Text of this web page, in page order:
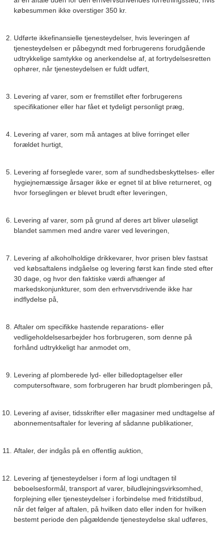
købesummen ikke overstiger 350 kr.
Udførte ikkefinansielle tjenesteydelser, hvis leveringen af
tjenesteydelsen er påbegyndt med forbrugerens forudgående
udtrykkelige samtykke og anerkendelse af, at fortrydelsesretten
ophører, når tjenesteydelsen er fuldt udført,
Levering af varer, som er fremstillet efter forbrugerens
specifikationer eller har fået et tydeligt personligt præg,
Levering af varer, som må antages at blive forringet eller
forældet hurtigt,
Levering af forseglede varer, som af sundhedsbeskyttelses- eller
hygiejnemæssige årsager ikke er egnet til at blive returneret, og
hvor forseglingen er blevet brudt efter leveringen,
Levering af varer, som på grund af deres art bliver uløseligt
blandet sammen med andre varer ved leveringen,
Levering af alkoholholdige drikkevarer, hvor prisen blev fastsat
ved købsaftalens indgåelse og levering først kan finde sted efter
30 dage, og hvor den faktiske værdi afhænger af
markedskonjunkturer, som den erhvervsdrivende ikke har
indflydelse på,
Aftaler om specifikke hastende reparations- eller
vedligeholdelsesarbejder hos forbrugeren, som denne på
forhånd udtrykkeligt har anmodet om,
Levering af plomberede lyd- eller billedoptagelser eller
computersoftware, som forbrugeren har brudt plomberingen på,
Levering af aviser, tidsskrifter eller magasiner med undtagelse af
abonnementsaftaler for levering af sådanne publikationer,
Aftaler, der indgås på en offentlig auktion,
Levering af tjenesteydelser i form af logi undtagen til
beboelsesformål, transport af varer, biludlejningsvirksomhed,
forplejning eller tjenesteydelser i forbindelse med fritidstilbud,
når det følger af aftalen, på hvilken dato eller inden for hvilken
bestemt periode den pågældende tjenesteydelse skal udføres,